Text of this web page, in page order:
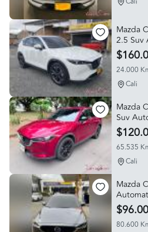
Mazda
2.5 Suv
24.000
Cali
Mazda
Suv
65.535
Cali
Mazda
80.600